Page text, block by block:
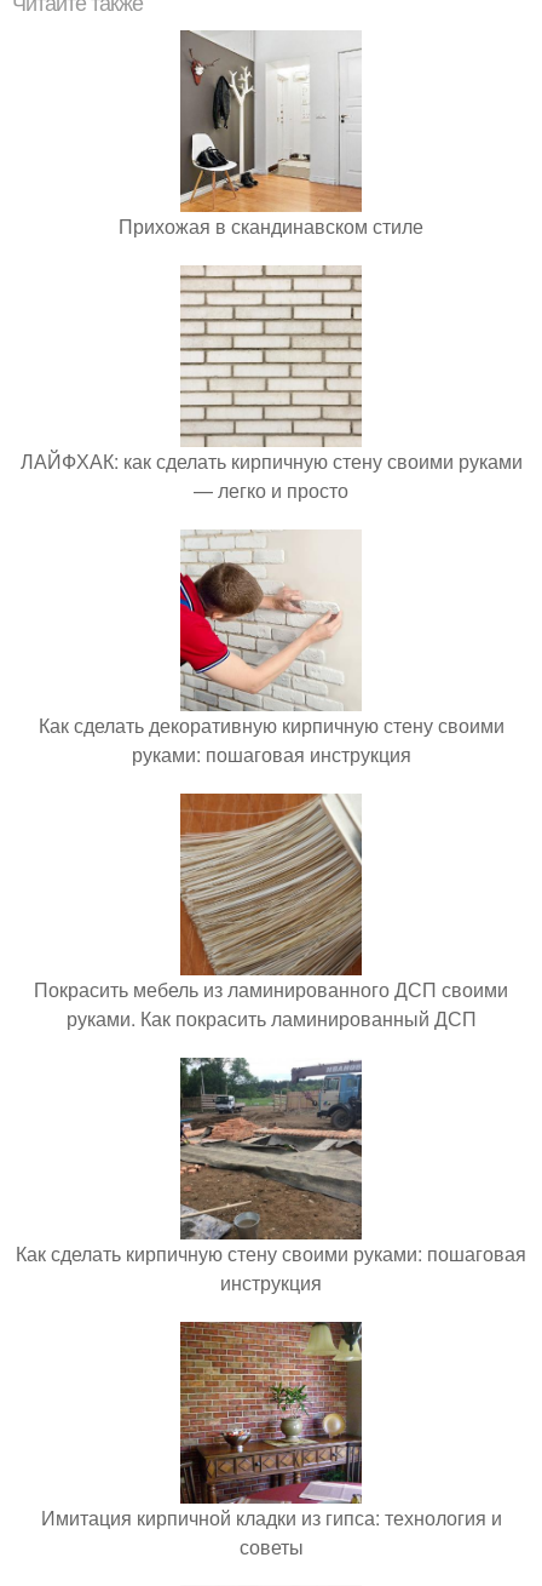
Прихожая в скандинавском стиле
ЛАЙФХАК: как сделать кирпичную стену своими руками
— легко и просто
Как сделать декоративную кирпичную стену своими
руками: пошаговая инструкция
Покрасить мебель из ламинированного ДСП своими
руками. Как покрасить ламинированный ДСП
Как сделать кирпичную стену своими руками: пошаговая
инструкция
Имитация кирпичной кладки из гипса: технология и
советы